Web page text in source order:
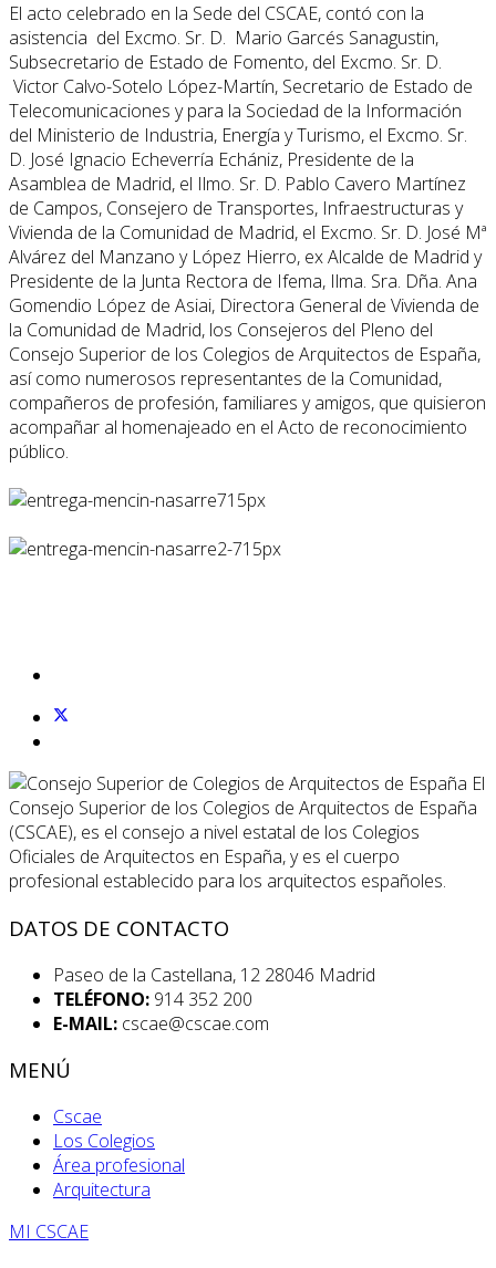
El acto celebrado en la Sede del CSCAE, contó con la
asistencia del Excmo. Sr. D. Mario Garcés Sanagustin,
Subsecretario de Estado de Fomento, del Excmo. Sr. D.
Victor Calvo-Sotelo López-Martín, Secretario de Estado de
Telecomunicaciones y para la Sociedad de la Información
del Ministerio de Industria, Energía y Turismo, el Excmo. Sr.
D. José Ignacio Echeverría Echániz, Presidente de la
Asamblea de Madrid, el Ilmo. Sr. D. Pablo Cavero Martínez
de Campos, Consejero de Transportes, Infraestructuras y
Vivienda de la Comunidad de Madrid, el Excmo. Sr. D. José Mª
Alvárez del Manzano y López Hierro, ex Alcalde de Madrid y
Presidente de la Junta Rectora de Ifema, Ilma. Sra. Dña. Ana
Gomendio López de Asiai, Directora General de Vivienda de
la Comunidad de Madrid, los Consejeros del Pleno del
Consejo Superior de los Colegios de Arquitectos de España,
así como numerosos representantes de la Comunidad,
compañeros de profesión, familiares y amigos, que quisieron
acompañar al homenajeado en el Acto de reconocimiento
público.
El
Consejo Superior de los Colegios de Arquitectos de España
(CSCAE), es el consejo a nivel estatal de los Colegios
Oficiales de Arquitectos en España, y es el cuerpo
profesional establecido para los arquitectos españoles.
DATOS DE CONTACTO
Paseo de la Castellana, 12 28046 Madrid
TELÉFONO: 914 352 200
E-MAIL: cscae@cscae.com
MENÚ
Cscae
Los Colegios
Área profesional
Arquitectura
MI CSCAE